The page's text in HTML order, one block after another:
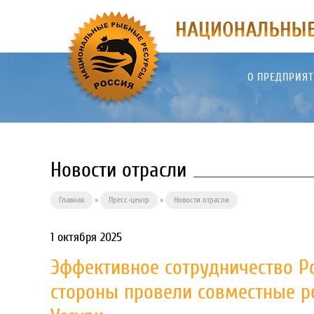
О
Новости отрасли
Главная » Пресс-центр » Новости отрасли
1 октября 2025
Эффективное сотрудничество
стороны провели совместные